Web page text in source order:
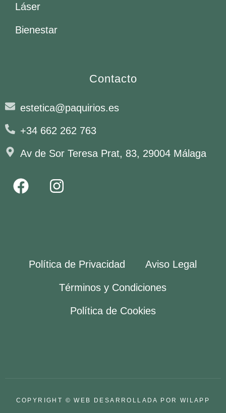
Láser
Bienestar
Contacto
estetica@paquirios.es
+34 662 262 763
Av de Sor Teresa Prat, 83, 29004 Málaga
Política de Privacidad Aviso Legal
Términos y Condiciones
Política de Cookies
COPYRIGHT © WEB DESARROLLADA POR WILAPP